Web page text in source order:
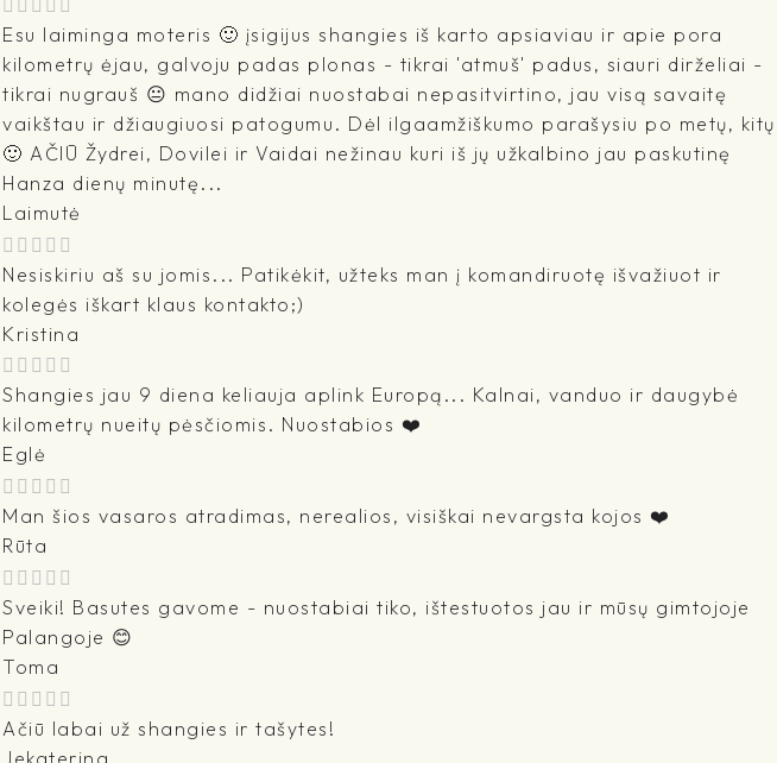
Esu laiminga moteris 🙂 įsigijus shangies iš karto apsiaviau ir apie pora
kilometrų ėjau, galvoju padas plonas - tikrai 'atmuš' padus, siauri dirželiai -
tikrai nugrauš 😐 mano didžiai nuostabai nepasitvirtino, jau visą savaitę
vaikštau ir džiaugiuosi patogumu. Dėl ilgaamžiškumo parašysiu po metų, kitų
🙂 AČIŪ Žydrei, Dovilei ir Vaidai nežinau kuri iš jų užkalbino jau paskutinę
Hanza dienų minutę...
Laimutė
Nesiskiriu aš su jomis... Patikėkit, užteks man į komandiruotę išvažiuot ir
kolegės iškart klaus kontakto;)
Kristina
Shangies jau 9 diena keliauja aplink Europą... Kalnai, vanduo ir daugybė
kilometrų nueitų pėsčiomis. Nuostabios ❤️
Eglė
Man šios vasaros atradimas, nerealios, visiškai nevargsta kojos ❤️
Rūta
Sveiki! Basutes gavome - nuostabiai tiko, ištestuotos jau ir mūsų gimtojoje
Palangoje 😊
Toma
Ačiū labai už shangies ir tašytes!
Jekaterina